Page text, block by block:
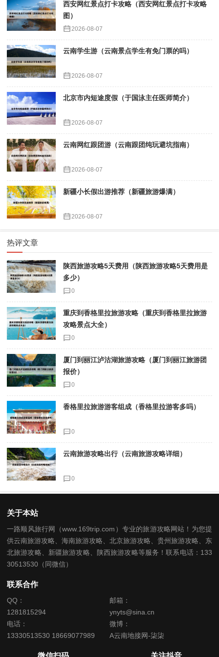
西安网红景点打卡攻略（西安网红景点打卡攻略
图）
2026-08-07
云南学生游（云南景点学生有免门票的吗）
2026-08-07
北京市内短途度假（于国泳主任医师简介）
2026-08-07
云南网红跟团游（云南跟团纯玩避坑指南）
2026-08-07
新疆小长假出游推荐（新疆旅游爆满）
2026-08-07
热评文章
陕西旅游攻略5天费用（陕西旅游攻略5天费用是
多少）
0
重庆到香格里拉旅游攻略（重庆到香格里拉旅游
攻略景点大全）
0
厦门到丽江泸沽湖旅游攻略（厦门到丽江旅游团
报价）
0
香格里拉旅游游客组成（香格里拉游客多吗）
0
云南旅游攻略出行（云南旅游攻略详细）
0
关于本站
一路顺风旅行网（www.169trip.com）专业的旅游攻略网站！为您提
供云南旅游攻略、海南旅游攻略、北京旅游攻略、贵州旅游攻略、东
北旅游攻略、新疆旅游攻略、陕西旅游攻略等服务！联系电话：133
30513530（同微信）
联系合作
QQ：
1281815294
邮箱：
ynyts@sina.cn
电话：
13330513530 18669077989
微博：
A云南地接网-柒柒